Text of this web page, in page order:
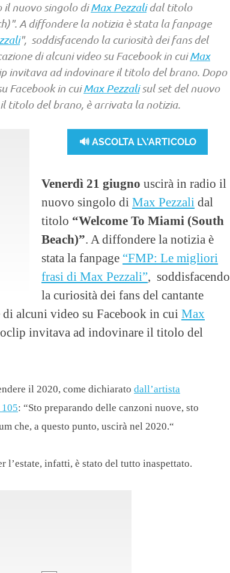
il nuovo singolo diMax Pezzalidal titolo
A diffondere la notizia è stata la fanpage
", soddisfacendo la curiosità dei fans del
di alcuni video su Facebook in cuiMax
invitava ad indovinare il titolo del brano. Dopo
Facebook in cuiMax Pezzalisul set del nuovo
titolo del brano, è arrivata la notizia.
🔊 ASCOLTA L\'ARTICOLO
Venerdì 21 giugno uscirà in radio il
nuovo singolo di Max Pezzali dal
titolo “Welcome To Miami (South
Beach)” . A diffondere la notizia è
stata la fanpage “FMP: Le migliori
frasi di Max Pezzali” , soddisfacendo
la curiosità dei fans del cantante
alcuni video su Facebook in cui Max
invitava ad indovinare il titolo del
il 2020, come dichiarato dall’artista
: “Sto preparando delle canzoni nuove, sto
che, a questo punto, uscirà nel 2020.“
l’estate, infatti, è stato del tutto inaspettato.